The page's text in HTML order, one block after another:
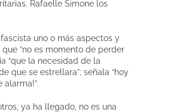
Rafaelle Simone los
uno o más aspectos y
“no es momento de perder
“que la necesidad de la
que se estrellara”; señala “hoy
alarma!”
ya ha llegado, no es una